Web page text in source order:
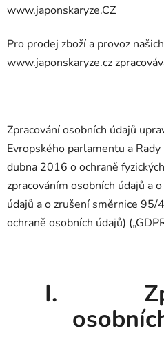
www.japonskaryze.CZ
Pro prodej zboží a provoz
www.japonskaryze.cz
Zpracování osobních údajů
Evropského parlamentu a
dubna 2016 o ochraně
zpracováním osobních údajů a
údajů a o zrušení směrnice 95/
ochraně osobních údajů)
I.